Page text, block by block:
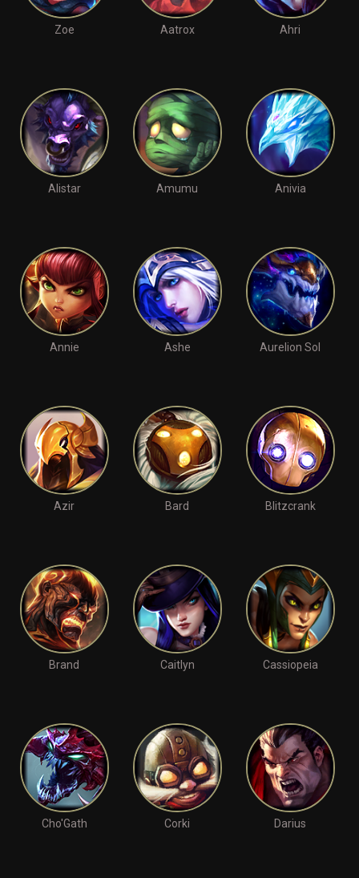
Zoe Aatrox Ahri
Alistar Amumu Anivia
Annie Ashe Aurelion Sol
Azir Bard Blitzcrank
Brand Caitlyn Cassiopeia
Cho'Gath Corki Darius